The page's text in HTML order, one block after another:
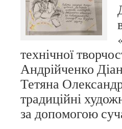
технічної
Андрійченко
Тетяна
традиційні
за допомогою